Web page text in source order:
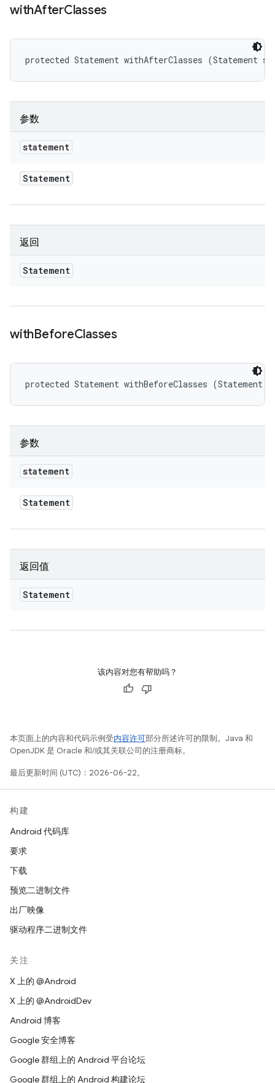
withAfterClasses
protected Statement withAfterClasses (Statement
参数
statement
Statement
返回
Statement
withBeforeClasses
protected Statement withBeforeClasses (Statement
参数
statement
Statement
返回值
Statement
该内容对您有帮助吗？
本页面上的内容和代码示例受内容许可部分所述许可的限制。Java 和
OpenJDK 是 Oracle 和/或其关联公司的注册商标。
最后更新时间 (UTC)：2026-06-22。
构建
Android 代码库
要求
下载
预览二进制文件
出厂映像
驱动程序二进制文件
关注
X 上的 @Android
X 上的 @AndroidDev
Android 博客
Google 安全博客
Google 群组上的 Android 平台论坛
Google 群组上的 Android 构建论坛